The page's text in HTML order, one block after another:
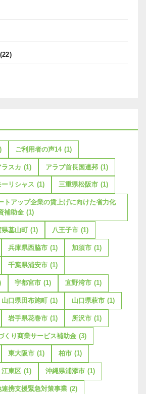
ご利用者の声14 (1)
ラスカ (1) アラブ首長国連邦 (1)
ーリシャス (1) 三重県松阪市 (1)
トアップ企業の賃上げに向けた省力化
補助金 (1)
県基山町 (1) 八王子市 (1)
兵庫県西脇市 (1) 加須市 (1)
千葉県浦安市 (1)
宇都宮市 (1) 宜野湾市 (1)
山口県田布施町 (1) 山口県萩市 (1)
岩手県花巻市 (1) 所沢市 (1)
くり商業サービス補助金 (3)
東大阪市 (1) 柏市 (1)
江東区 (1) 沖縄県浦添市 (1)
連携支援緊急対策事業 (2)